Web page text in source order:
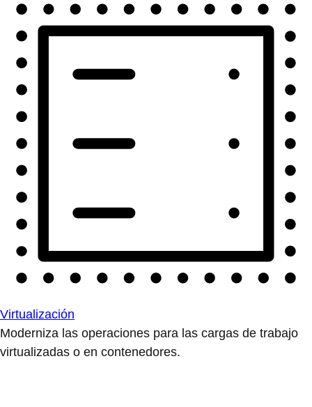
Virtualización
Moderniza las operaciones para las cargas de trabajo
virtualizadas o en contenedores.